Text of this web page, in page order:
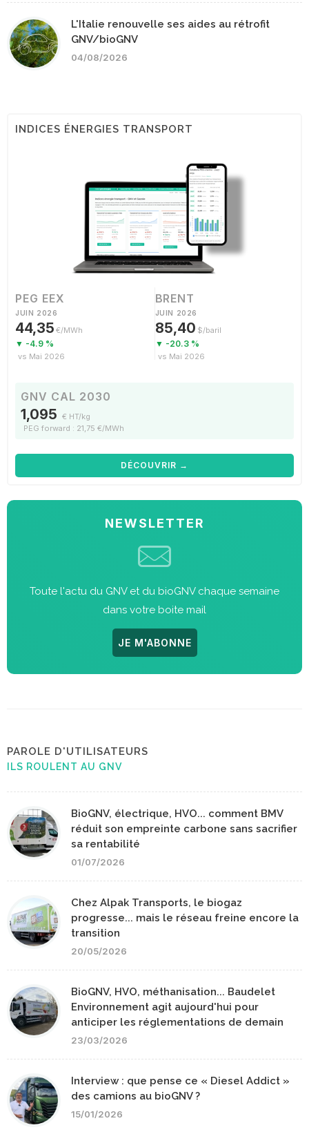
L'Italie renouvelle ses aides au rétrofit
GNV/bioGNV
04/08/2026
INDICES ÉNERGIES TRANSPORT
PEG EEX
JUIN 2026
44,35 €/MWh
▼ -4.9 %
vs Mai 2026
BRENT
JUIN 2026
85,40 $/baril
▼ -20.3 %
vs Mai 2026
GNV CAL 2030
1,095 € HT/kg
PEG forward : 21,75 €/MWh
DÉCOUVRIR →
NEWSLETTER
Toute l'actu du GNV et du bioGNV chaque semaine
dans votre boite mail
JE M'ABONNE
PAROLE D'UTILISATEURS
ILS ROULENT AU GNV
BioGNV, électrique, HVO... comment BMV
réduit son empreinte carbone sans sacrifier
sa rentabilité
01/07/2026
Chez Alpak Transports, le biogaz
progresse... mais le réseau freine encore la
transition
20/05/2026
BioGNV, HVO, méthanisation... Baudelet
Environnement agit aujourd'hui pour
anticiper les réglementations de demain
23/03/2026
Interview : que pense ce « Diesel Addict »
des camions au bioGNV ?
15/01/2026